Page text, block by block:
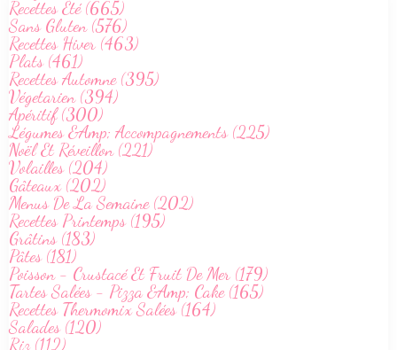
Recettes Été (665)
Sans Gluten (576)
Recettes Hiver (463)
Plats (461)
Recettes Automne (395)
Végetarien (394)
Apéritif (300)
Légumes &Amp; Accompagnements (225)
Noël Et Réveillon (221)
Volailles (204)
Gâteaux (202)
Menus De La Semaine (202)
Recettes Printemps (195)
Grâtins (183)
Pâtes (181)
Poisson - Crustacé Et Fruit De Mer (179)
Tartes Salées - Pizza &Amp; Cake (165)
Recettes Thermomix Salées (164)
Salades (120)
Riz (112)